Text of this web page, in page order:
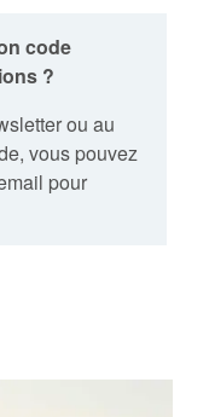
code
?
ou au
vous pouvez
pour